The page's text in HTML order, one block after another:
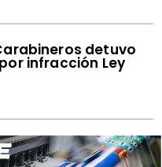
detuvo
infracción Ley